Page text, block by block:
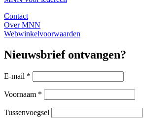
Contact
Over MNN
Webwinkelvoorwaarden
Nieuwsbrief ontvangen?
E-mail *
Voornaam *
Tussenvoegsel